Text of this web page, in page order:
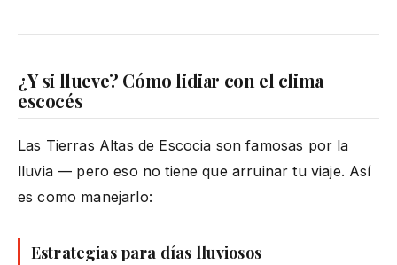
¿Y si llueve? Cómo lidiar con el clima
escocés
Las Tierras Altas de Escocia son famosas por la
lluvia — pero eso no tiene que arruinar tu viaje. Así
es como manejarlo:
Estrategias para días lluviosos